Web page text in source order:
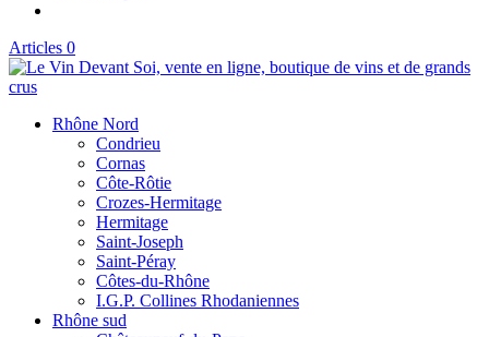
Articles 0
Rhône Nord
Condrieu
Cornas
Côte-Rôtie
Crozes-Hermitage
Hermitage
Saint-Joseph
Saint-Péray
Côtes-du-Rhône
I.G.P. Collines Rhodaniennes
Rhône sud